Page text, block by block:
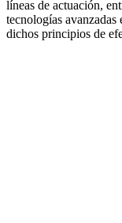
líneas de actuación,
tecnologías
dichos principios de